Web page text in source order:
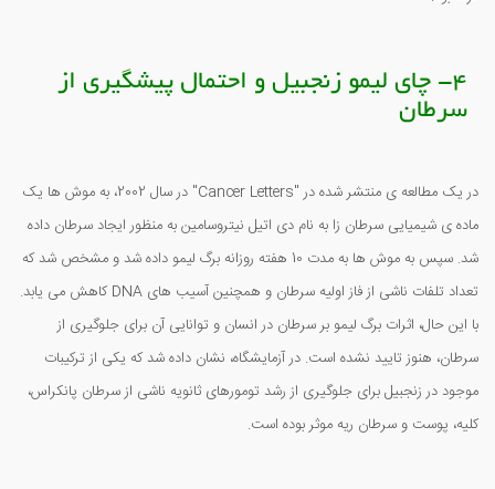
4- چای لیمو زنجبیل و احتمال پیشگیری از
سرطان
در یک مطالعه ی منتشر شده در "Cancer Letters" در سال 2002، به موش ها یک
ماده ی شیمیایی سرطان زا به نام دی اتیل نیتروسامین به منظور ایجاد سرطان داده
شد. سپس به موش ها به مدت 10 هفته روزانه برگ لیمو داده شد و مشخص شد که
تعداد تلفات ناشی از فاز اولیه سرطان و همچنین آسیب های DNA کاهش می یابد.
با این حال، اثرات برگ لیمو بر سرطان در انسان و توانایی آن برای جلوگیری از
سرطان، هنوز تایید نشده است. در آزمایشگاه، نشان داده شد که یکی از ترکیبات
موجود در زنجبیل برای جلوگیری از رشد تومورهای ثانویه ناشی از سرطان پانکراس،
کلیه، پوست و سرطان ریه موثر بوده است.